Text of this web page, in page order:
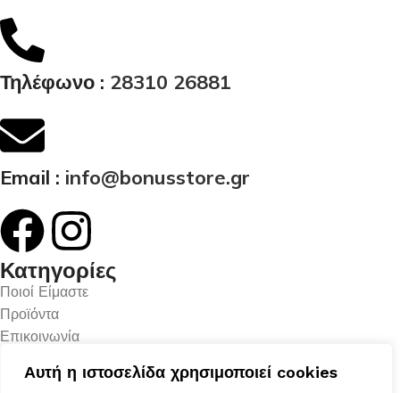
Αυτή η ιστοσελίδα χρησιμοποιεί cookies
Τηλέφωνο : 28310 26881
Email : info@bonusstore.gr
Κατηγορίες
Ποιοί Είμαστε
Προϊόντα
Επικοινωνία
Το Καλάθι μου